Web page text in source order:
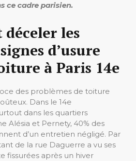
ce cadre parisien.
les
d’usure
à Paris 14e
des problèmes de toiture
Dans le 14e
dans les quartiers
Alésia et Pernety, 40% des
d’un entretien négligé. Par
de la rue Daguerre a vu ses
fissurées après un hiver